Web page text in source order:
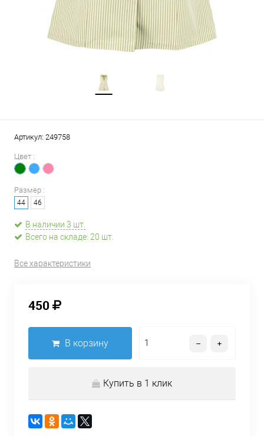
Артикул: 249758
Цвет :
Размер :
44 46
В наличии 3 шт.
Всего на складе: 20 шт.
Все характеристики
450
В корзину
Купить в 1 клик